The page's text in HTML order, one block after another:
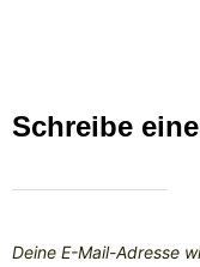
Schreibe
Deine E-Mail-Adresse